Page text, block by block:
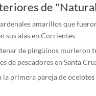
de
amarillos que
sus alas en Corrientes
de pingüinos murieron
de pescadores en Santa
primera pareja de ocelotes